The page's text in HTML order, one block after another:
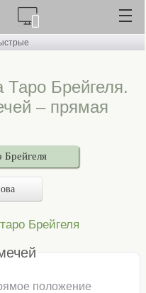
Таро Брейгеля.
– прямая
Брейгеля
Брейгеля
положение